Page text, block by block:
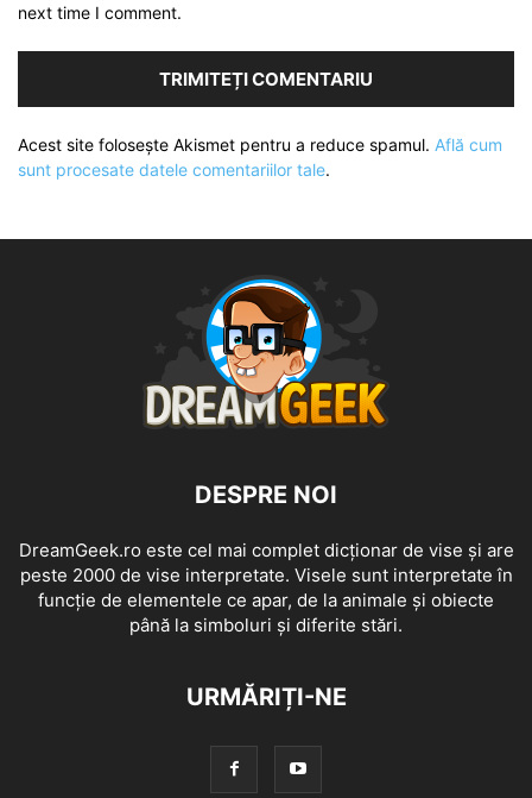
next time I comment.
Acest site folosește Akismet pentru a reduce spamul. Află cum
sunt procesate datele comentariilor tale.
DESPRE NOI
DreamGeek.ro este cel mai complet dicționar de vise și are
peste 2000 de vise interpretate. Visele sunt interpretate în
funcție de elementele ce apar, de la animale și obiecte
până la simboluri și diferite stări.
URMĂRIȚI-NE